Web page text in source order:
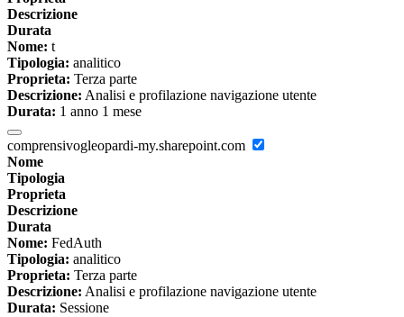
Descrizione
Durata
Nome: t
Tipologia: analitico
Proprieta: Terza parte
Descrizione: Analisi e profilazione navigazione utente
Durata: 1 anno 1 mese
comprensivogleopardi-my.sharepoint.com
Nome
Tipologia
Proprieta
Descrizione
Durata
Nome: FedAuth
Tipologia: analitico
Proprieta: Terza parte
Descrizione: Analisi e profilazione navigazione utente
Durata: Sessione